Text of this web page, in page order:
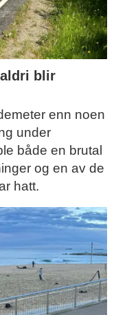
blir
enn noen
under
både en brutal
og en av de
hatt.